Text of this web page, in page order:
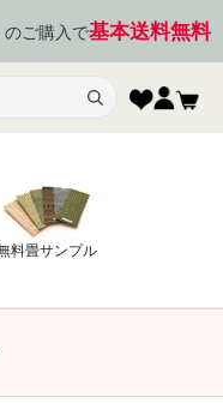
ご購入で基本送料無料
料畳サンプル